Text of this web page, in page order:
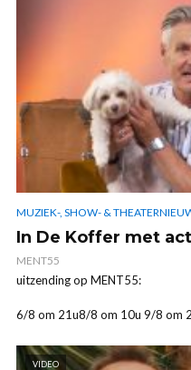
MUZIEK-, SHOW- &
In De Koffer met
MENT55
uitzending op MENT55:
6/8 om 21u8/8 om 10u 9/8 om
VIDEO